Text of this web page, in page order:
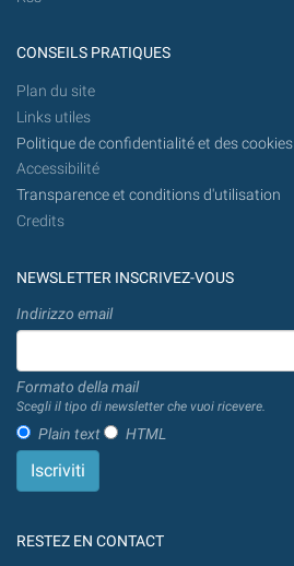
CONSEILS PRATIQUES
Plan du site
Links utiles
Politique de confidentialité et des cookies
Accessibilité
Transparence et conditions d'utilisation
Credits
NEWSLETTER INSCRIVEZ-VOUS
Indirizzo email
Formato della mail
Scegli il tipo di newsletter che vuoi ricevere.
Plain text HTML
RESTEZ EN CONTACT